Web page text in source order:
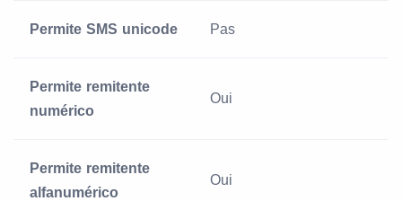
Permite SMS unicode Pas
Permite remitente
numérico
Oui
Permite remitente
alfanumérico
Oui